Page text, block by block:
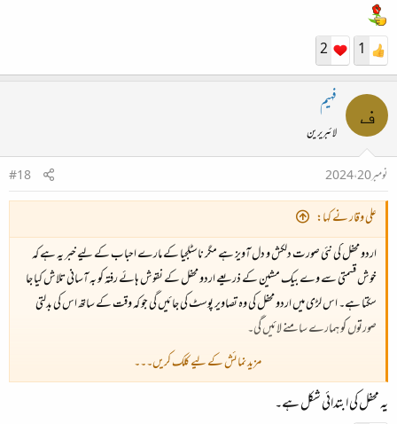
1
2
ف فہیم
لائبریرین
نومبر 20، 2024
#18
علی وقار نے کہا:
اردو محفل کی نئی صورت دلکش و دل آویز ہے مگر ناسٹلجیا کے مارے احباب کے لیے خبر یہ ہے کہ
خوش قسمتی سے وے بیک مشین کے ذریعے اردو محفل کے نقوش ہائے رفتہ کو بہ آسانی تلاش کیا جا
سکتا ہے۔ اس لڑی میں اردو محفل کی وہ تصاویر پوسٹ کی جائیں گی جو کہ وقت کے ساتھ اس کی بدلتی
صورتوں کو ہمارے سامنے لائیں گی۔
سال 2005
مزید نمائش کے لیے کلک کریں۔۔۔
یہ محفل کی ابتدائی شکل ہے۔